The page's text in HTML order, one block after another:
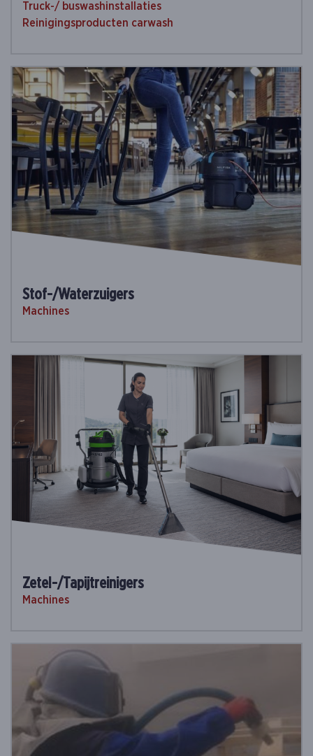
Truck-/ buswashinstallaties
Reinigingsproducten carwash
Stof-/Waterzuigers
Machines
Zetel-/Tapijtreinigers
Machines